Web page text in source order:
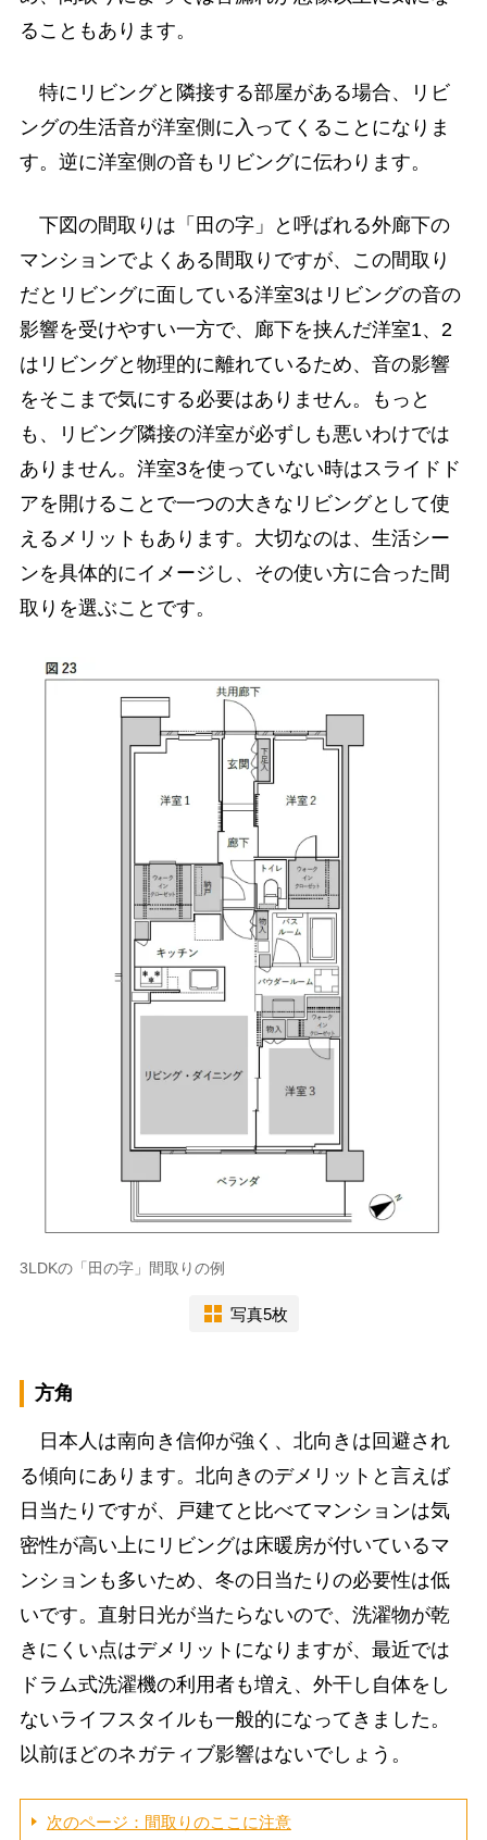
ることもあります。
特にリビングと隣接する部屋がある場合、リビ
ングの生活音が洋室側に入ってくることになりま
す。逆に洋室側の音もリビングに伝わります。
下図の間取りは「田の字」と呼ばれる外廊下の
マンションでよくある間取りですが、この間取り
だとリビングに面している洋室3はリビングの音の
影響を受けやすい一方で、廊下を挟んだ洋室1、2
はリビングと物理的に離れているため、音の影響
をそこまで気にする必要はありません。もっと
も、リビング隣接の洋室が必ずしも悪いわけでは
ありません。洋室3を使っていない時はスライドド
アを開けることで一つの大きなリビングとして使
えるメリットもあります。大切なのは、生活シー
ンを具体的にイメージし、その使い方に合った間
取りを選ぶことです。
3LDKの「田の字」間取りの例
写真5枚
方角
日本人は南向き信仰が強く、北向きは回避され
る傾向にあります。北向きのデメリットと言えば
日当たりですが、戸建てと比べてマンションは気
密性が高い上にリビングは床暖房が付いているマ
ンションも多いため、冬の日当たりの必要性は低
いです。直射日光が当たらないので、洗濯物が乾
きにくい点はデメリットになりますが、最近では
ドラム式洗濯機の利用者も増え、外干し自体をし
ないライフスタイルも一般的になってきました。
以前ほどのネガティブ影響はないでしょう。
次のページ：間取りのここに注意